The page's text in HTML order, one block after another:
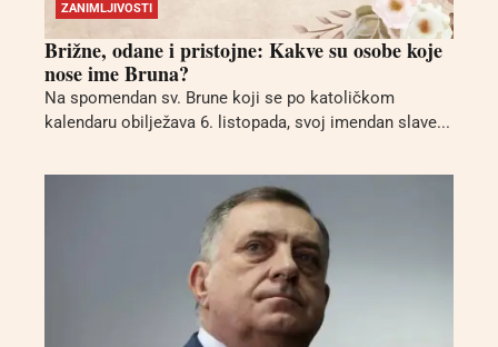
ZANIMLJIVOSTI
Brižne, odane i pristojne: Kakve su osobe koje
nose ime Bruna?
Na spomendan sv. Brune koji se po katoličkom
kalendaru obilježava 6. listopada, svoj imendan slave...